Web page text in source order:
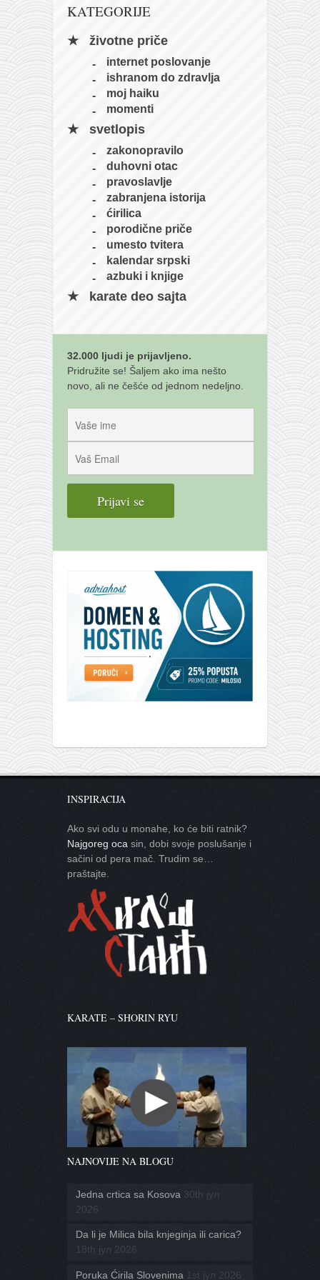
kontakt
besplatna e-knjiga
termini treninga
moja priča
fotke
KATEGORIJE
životne priče
internet poslovanje
ishranom do zdravlja
moj haiku
momenti
svetlopis
zakonopravilo
duhovni otac
pravoslavlje
zabranjena istorija
ćirilica
porodične priče
umesto tvitera
kalendar srpski
azbuki i knjige
karate deo sajta
32.000 ljudi je prijavljeno.
Pridružite se! Šaljem ako ima nešto
novo, ali ne češće od jednom nedeljno.
INSPIRACIJA
Ako svi odu u monahe, ko će biti ratnik?
Najgoreg oca sin, dobi svoje poslušanje i
sačini od pera mač. Trudim se…
praštajte.
KARATE – SHORIN RYU
NAJNOVIJE NA BLOGU
Jedna crtica sa Kosova 30th јул
2026
Da li je Milica bila knjeginja ili carica?
18th јул 2026
Poruka Ćirila Slovenima 1st јул 2026